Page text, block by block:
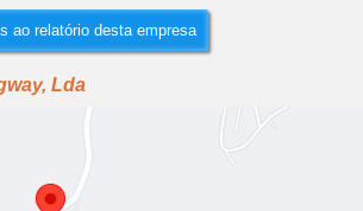
ao relatório desta empresa
Lda